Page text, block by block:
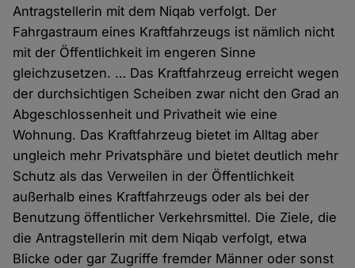
Antragstellerin mit dem Niqab verfolgt. Der
Fahrgastraum eines Kraftfahrzeugs ist nämlich nicht
mit der Öffentlichkeit im engeren Sinne
gleichzusetzen. … Das Kraftfahrzeug erreicht wegen
der durchsichtigen Scheiben zwar nicht den Grad an
Abgeschlossenheit und Privatheit wie eine
Wohnung. Das Kraftfahrzeug bietet im Alltag aber
ungleich mehr Privatsphäre und bietet deutlich mehr
Schutz als das Verweilen in der Öffentlichkeit
außerhalb eines Kraftfahrzeugs oder als bei der
Benutzung öffentlicher Verkehrsmittel. Die Ziele, die
die Antragstellerin mit dem Niqab verfolgt, etwa
Blicke oder gar Zugriffe fremder Männer oder sonst